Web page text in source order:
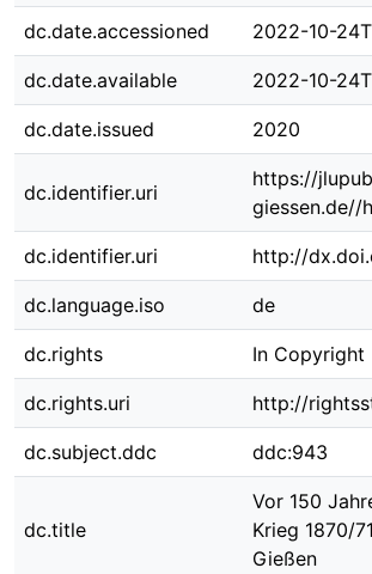
dc.date.accessioned 2022-10-
dc.date.available 2022-10-
dc.date.issued 2020
dc.identifier.uri
https://
giessen.de//
dc.identifier.uri http://
dc.language.iso de
dc.rights In Copyright
dc.rights.uri http://
dc.subject.ddc ddc:943
dc.title
Vor 150
Krieg 1870/
Gießen